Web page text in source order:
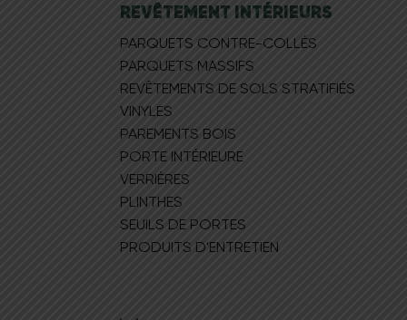
REVÊTEMENT INTÉRIEURS
PARQUETS CONTRE-COLLÉS
PARQUETS MASSIFS
REVÊTEMENTS DE SOLS STRATIFIÉS
VINYLES
PAREMENTS BOIS
PORTE INTÉRIEURE
VERRIÈRES
PLINTHES
SEUILS DE PORTES
PRODUITS D'ENTRETIEN